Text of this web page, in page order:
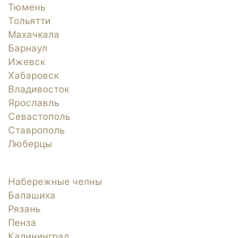
Тюмень
Тольятти
Махачкала
Барнаул
Ижевск
Хабаровск
Владивосток
Ярославль
Севастополь
Ставрополь
Люберцы
Набережные челны
Балашиха
Рязань
Пенза